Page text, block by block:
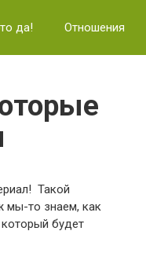
да! Отношения
Такой
мы-то знаем, как
будет